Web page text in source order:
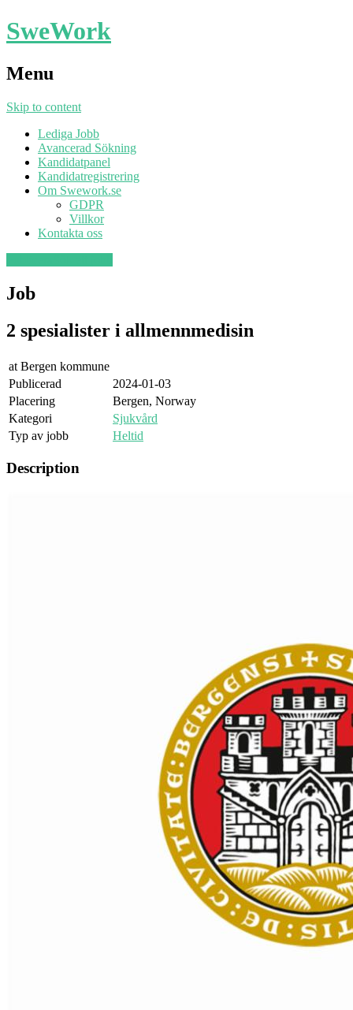
SweWork
Menu
Skip to content
Lediga Jobb
Avancerad Sökning
Kandidatpanel
Kandidatregistrering
Om Swework.se
GDPR
Villkor
Kontakta oss
Job
2 spesialister i allmennmedisin
at Bergen kommune
Publicerad
2024-01-03
Placering
Bergen, Norway
Kategori
Sjukvård
Typ av jobb
Heltid
Description